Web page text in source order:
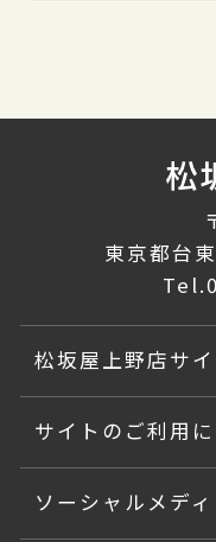
東京都台
Tel.
松坂屋上野店サイ
サイトのご利用
ソーシャルメデ